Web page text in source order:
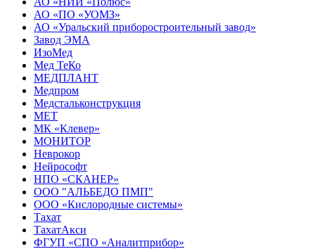
АО «ПО «УОМЗ»
АО «Уральский приборостроительный завод»
Завод ЭМА
ИзоМед
Мед ТеКо
МЕДПЛАНТ
Медпром
Медстальконструкция
МЕТ
МК «Клевер»
МОНИТОР
Неврокор
Нейрософт
НПО «СКАНЕР»
ООО "АЛЬБЕДО ПМП"
ООО «Кислородные системы»
Тахат
ТахатАкси
ФГУП «СПО «Аналитприбор»